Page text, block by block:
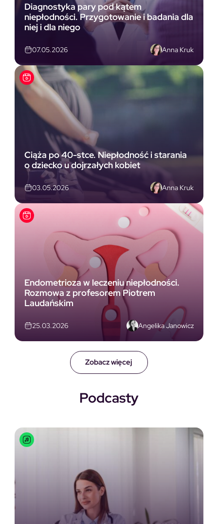
Zobacz więcej
Diagnostyka pary pod kątem
niepłodności. Przygotowanie i badania dla
niej i dla niego
07.05.2026 Anna Kruk
Ciąża po 40-stce. Niepłodność i starania
o dziecko u dojrzałych kobiet
03.05.2026 Anna Kruk
Endometrioza w leczeniu niepłodności.
Rozmowa z profesorem Piotrem
Laudańskim
25.03.2026 Angelika Janowicz
Podcasty